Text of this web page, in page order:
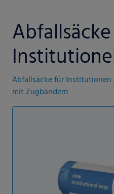
Abfallsäcke für
mit Zugbändern